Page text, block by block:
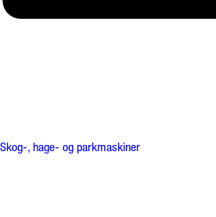
Skog-, hage- og parkmaskiner